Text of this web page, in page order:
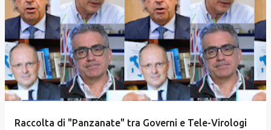
Raccolta di "Panzanate" tra Governi e Tele-Virologi